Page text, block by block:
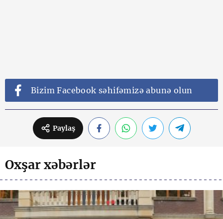
Bizim Facebook səhifəmizə abunə olun
Paylaş
Oxşar xəbərlər